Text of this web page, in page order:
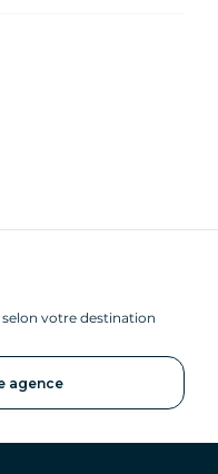
votre destination
agence